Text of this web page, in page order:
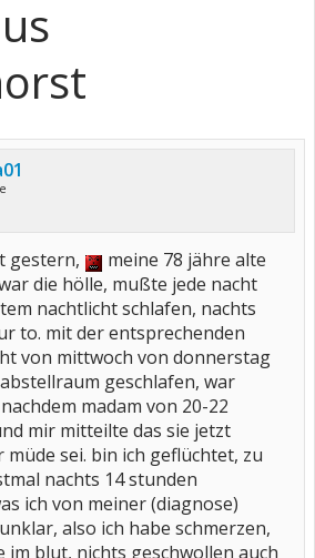
gestern,
meine 78 jähre alte
die hölle, mußte jede nacht
nachtlicht schlafen, nachts
to. mit der entsprechenden
von mittwoch von donnerstag
geschlafen, war
madam von 20-22
mir mitteilte das sie jetzt
sei. bin ich geflüchtet, zu
nachts 14 stunden
ich von meiner (diagnose)
also ich habe schmerzen,
blut, nichts geschwollen auch